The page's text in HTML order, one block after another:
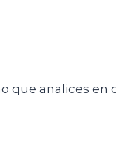
que analices en